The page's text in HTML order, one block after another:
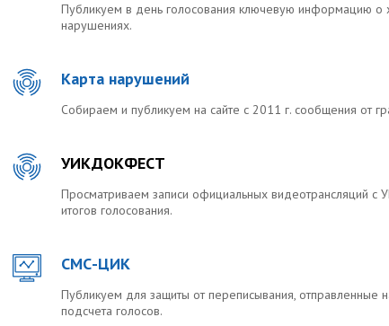
Публикуем в день голосования ключевую информацию
нарушениях.
Карта нарушений
Собираем и публикуем на сайте с 2011 г. сообщения от
УИКДОКФЕСТ
Просматриваем записи официальных видеотрансляций с
итогов голосования.
СМС-ЦИК
Публикуем для защиты от переписывания, отправленные
подсчета голосов.